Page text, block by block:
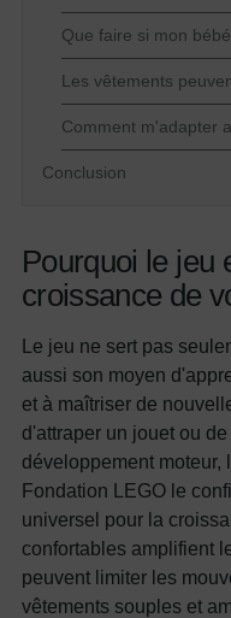
Que faire si mon
Les vêtements
Comment m'adapter
Conclusion
Pourquoi le jeu
croissance de
Le jeu ne sert pas
aussi son moyen
et à maîtriser de
d'attraper un jouet ou
développement moteur,
Fondation LEGO le
universel pour la
confortables amplifient
peuvent limiter les
vêtements souples et